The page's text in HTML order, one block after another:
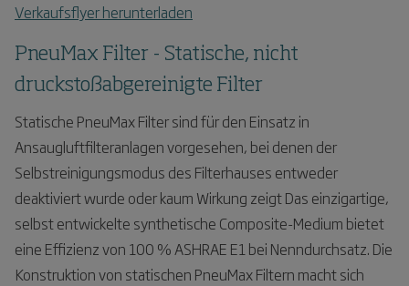
Verkaufsflyer herunterladen
PneuMax Filter - Statische, nicht
druckstoßabgereinigte Filter
Statische PneuMax Filter sind für den Einsatz in
Ansaugluftfilteranlagen vorgesehen, bei denen der
Selbstreinigungsmodus des Filterhauses entweder
deaktiviert wurde oder kaum Wirkung zeigt Das einzigartige,
selbst entwickelte synthetische Composite-Medium bietet
eine Effizienz von 100 % ASHRAE E1 bei Nenndurchsatz. Die
Konstruktion von statischen PneuMax Filtern macht sich